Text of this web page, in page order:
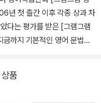
나 앞의 예에서 살펴보았듯
영어를 구사할 수 있습니다.
우들이 있다 보니 하나의 규
외울 수밖에 없기 때문입니
다는 평가를 받은 [그램그램
까지 기본적인 영어 문법을
’이니만큼, 일반적인 문법 규
품